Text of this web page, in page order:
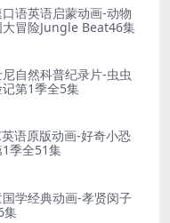
语英语启蒙动画-动物
大冒险Jungle Beat46集
自然科普纪录片-虫虫
记第1季全5集
英语原版动画-好奇小恐
季全51集
国学经典动画-孝贤闵子
集